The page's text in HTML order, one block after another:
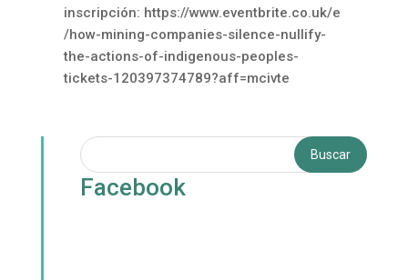
inscripción: https://www.eventbrite.co.uk/e
/how-mining-companies-silence-nullify-
the-actions-of-indigenous-peoples-
tickets-120397374789?aff=mcivte
Facebook